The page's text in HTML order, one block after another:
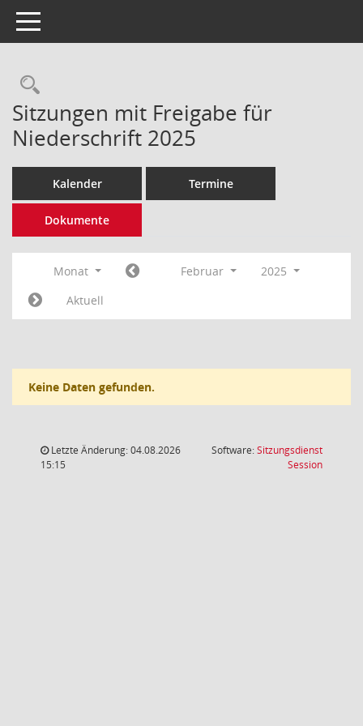
Toggle navigation
Rechercheauswahl
Sitzungen mit Freigabe für
Niederschrift 2025
Kalender Termine
Dokumente
Monat Februar
2025
Aktuell
Keine Daten gefunden.
Letzte Änderung: 04.08.2026
15:15
Software:Sitzungsdienst
Session(Wird in